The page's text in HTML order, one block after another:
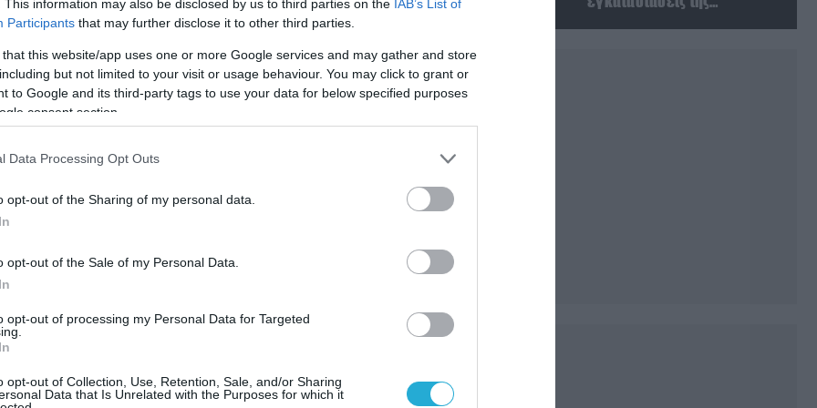
This information may also be disclosed by us to third parties on the IAB’s List of
Participants that may further disclose it to other third parties.
that this website/app uses one or more Google services and may gather and store
but not limited to your visit or usage behaviour. You may click to grant or
to Google and its third-party tags to use your data for below specified purposes
consent section.
Data Processing Opt Outs
opt-out of the Sharing of my personal data.
opt-out of the Sale of my Personal Data.
opt-out of processing my Personal Data for Targeted
opt-out of Collection, Use, Retention, Sale, and/or Sharing
Data that Is Unrelated with the Purposes for which it
των γιατρών, διαπιστώθηκε ο
Αρχές έχουν ξεκινήσει έρευνα για τα
δυστυχήματος και τις συνθήκες κάτω από
η παράσυρση.
Κριμαία